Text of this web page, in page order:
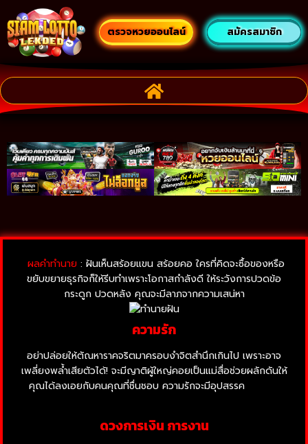
ตรวจหวยออนไลน์ สมัครสมาชิก
ผลคำทำนาย: ฝันเห็นสร้อยแขน สร้อยคอ ใครที่คิดจะซื้อของหรือ
ขยับขยายธุรกิจก็ให้รีบทำเพราะโอกาสกำลังดี ให้ระวังการปวดข้อ
กระดูก ปวดหลัง คุณจะมีลาภจากความเสน่หา
ความรัก
อย่าปล่อยให้ตัณหาราคจริตมาครอบงำจิตสำนึกเกินไป เพราะอาจ
เพลี่ยงพล้ำเสียตัวได้! จะมีญาติผู้ใหญ่คอยเป็นแม่สื่อช่วยผลักดันให้
คุณได้ลงเอยกับคนคุณที่ชื่นชอบ ความรักจะมีอุปสรรคทำให้คุณ
ดวงการเงิน การงาน